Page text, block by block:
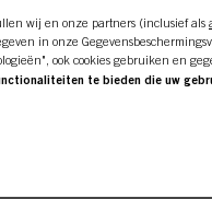
haarsalon
wij en onze partners (inclusief als
in onze
ook cookies gebruiken en
te bieden die uw
u aanmaken die verrijkt kunnen